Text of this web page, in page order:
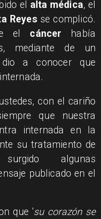
el alta médica, el
Reyesse complicó.
el cáncer había
mediante de un
a conocer que
con el cariño
que nuestra
internada en la
su tratamiento de
algunas
publicado en el
que 'su corazón se